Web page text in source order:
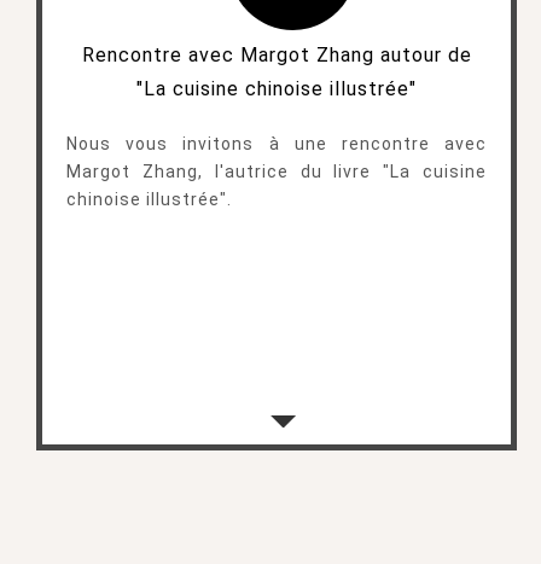
Rencontre avec Margot Zhang autour de
"La cuisine chinoise illustrée"
Nous vous invitons à une rencontre avec
Margot Zhang, l'autrice du livre "La cuisine
chinoise illustrée".